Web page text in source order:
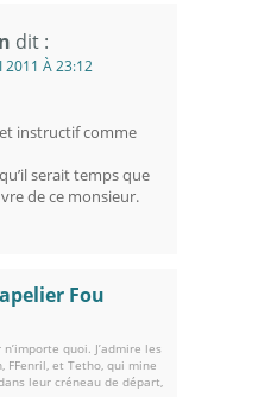
dit :
2011 À 23:12
instructif comme
serait temps que
de ce monsieur.
Fou
quoi. J’admire les
FFenril, et Tetho, qui mine
leur créneau de départ,